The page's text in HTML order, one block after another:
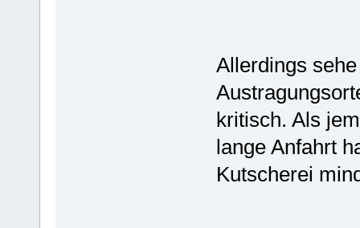
Allerdings
kritisch. Als
lange Anfahrt
Kutscherei